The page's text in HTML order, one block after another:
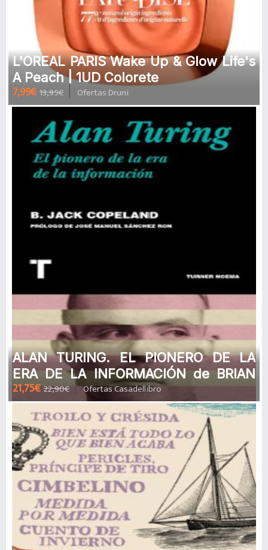
L'OREAL PARIS Wake Up & Glow Life's
A Peach | 1UD Colorete
7,99€ 13,95€ Ofertas Druni
ALAN TURING. EL PIONERO DE LA
ERA DE LA INFORMACIÓN de BRIAN
JACK COPELAND
21,75€ 22,90€ Ofertas Casadellibro